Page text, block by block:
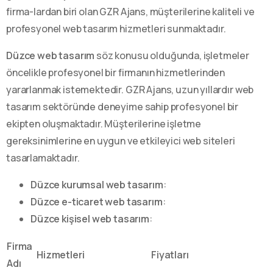
firma-lardan biri olan GZR Ajans, müşterilerine kaliteli ve
profesyonel web tasarım hizmetleri sunmaktadır.
Düzce web tasarım söz konusu olduğunda, işletmeler
öncelikle profesyonel bir firmanın hizmetlerinden
yararlanmak istemektedir. GZR Ajans, uzun yıllardır web
tasarım sektöründe deneyime sahip profesyonel bir
ekipten oluşmaktadır. Müşterilerine işletme
gereksinimlerine en uygun ve etkileyici web siteleri
tasarlamaktadır.
Düzce kurumsal web tasarım:
Düzce e-ticaret web tasarım:
Düzce kişisel web tasarım:
Firma
Adı
Hizmetleri Fiyatları